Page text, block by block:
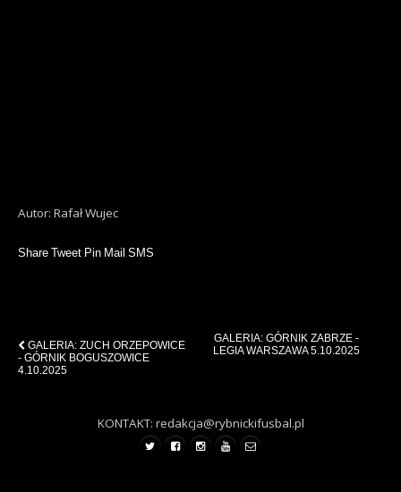
Autor: Rafał Wujec
Share Tweet Pin Mail SMS
GALERIA: ZUCH ORZEPOWICE
- GÓRNIK BOGUSZOWICE
4.10.2025
GALERIA: GÓRNIK ZABRZE -
LEGIA WARSZAWA 5.10.2025
KONTAKT: redakcja@rybnickifusbal.pl